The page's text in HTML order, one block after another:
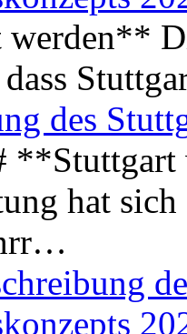
werden**
des
**Stuttgart
hat